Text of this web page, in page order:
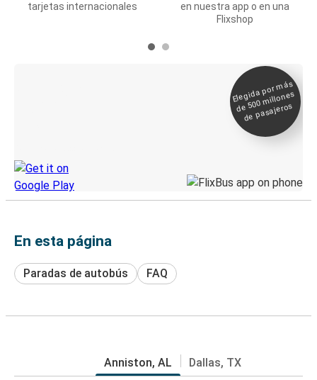
tarjetas internacionales
en nuestra app o en una
Flixshop
Elegida por
más
de 500
millones
de pasajeros
En esta página
Paradas de autobús FAQ
Anniston, AL Dallas, TX